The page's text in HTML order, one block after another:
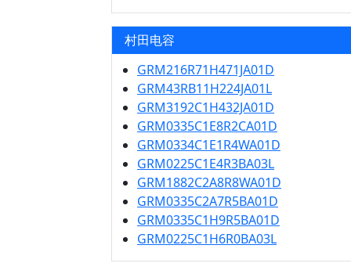
村田电容
GRM216R71H471JA01D
GRM43RB11H224JA01L
GRM3192C1H432JA01D
GRM0335C1E8R2CA01D
GRM0334C1E1R4WA01D
GRM0225C1E4R3BA03L
GRM1882C2A8R8WA01D
GRM0335C2A7R5BA01D
GRM0335C1H9R5BA01D
GRM0225C1H6R0BA03L